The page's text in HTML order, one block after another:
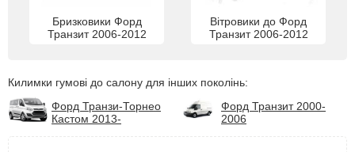
Бризковики Форд
Транзит 2006-2012
Вітровики до Форд
Транзит 2006-2012
Килимки гумові до салону для інших поколінь:
Форд Транзи-Торнео
Кастом 2013-
Форд Транзит 2000-
2006